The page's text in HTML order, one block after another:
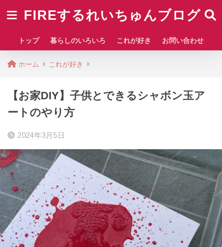
FIREするれいちゅんブログ
トップ 暮らしのいろいろ これが好き お問い合わせ
ホーム これが好き
【お家DIY】子供とできるシャボン玉ア
ートのやり方
2024年3月5日